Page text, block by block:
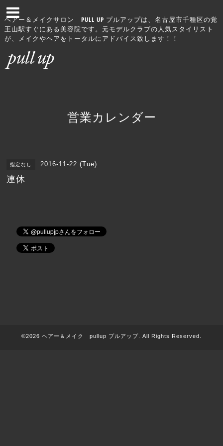
ヘアー＆メイクサロン PULL UP プルアップは、名古屋市千種区の覚
王山駅すぐにある美容院です。元モデルクラブの人気スタイリスト
が、メイクやヘアをトータルにアドバイス致します！！
営業カレンダー
指定なし 2016-11-22 (Tue)
連休
©2026 ヘアー＆メイク pullup プルアップ . All Rights Reserved.